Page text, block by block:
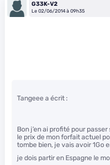
G33K-V2
Le 02/06/2014 à 09h35
Tangeee a écrit :
Bon j’en ai profité pour
le prix de mon forfait actuel
tombe bien, je vais avoir 1Go
je dois partir en Espagne le